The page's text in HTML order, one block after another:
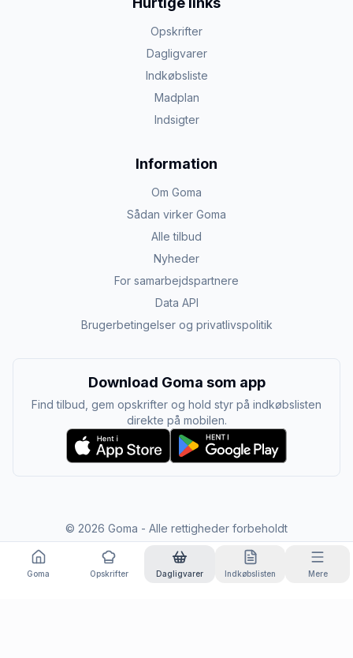
Opskrifter
Dagligvarer
Indkøbsliste
Madplan
Indsigter
Information
Om Goma
Sådan virker Goma
Alle tilbud
Nyheder
For samarbejdspartnere
Data API
Brugerbetingelser og privatlivspolitik
Download Goma som app
Find tilbud, gem opskrifter og hold styr på indkøbslisten
direkte på mobilen.
© 2026 Goma - Alle rettigheder forbeholdt
Goma Opskrifter Dagligvarer Indkøbslisten Mere